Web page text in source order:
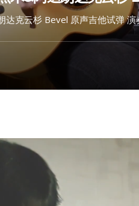
达克云杉 Bevel 原声吉他试弹